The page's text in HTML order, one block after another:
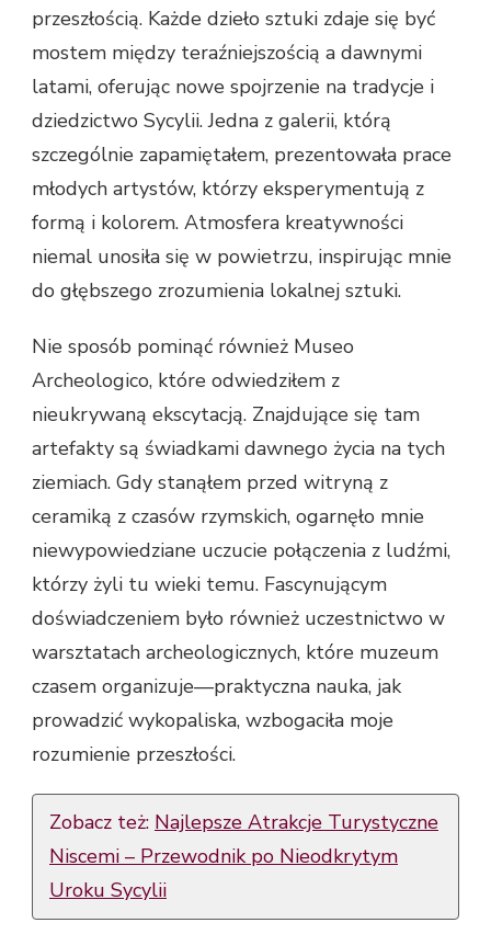
przeszłością. Każde dzieło sztuki zdaje się być
mostem między teraźniejszością a dawnymi
latami, oferując nowe spojrzenie na tradycje i
dziedzictwo Sycylii. Jedna z galerii, którą
szczególnie zapamiętałem, prezentowała prace
młodych artystów, którzy eksperymentują z
formą i kolorem. Atmosfera kreatywności
niemal unosiła się w powietrzu, inspirując mnie
do głębszego zrozumienia lokalnej sztuki.
Nie sposób pominąć również Museo
Archeologico, które odwiedziłem z
nieukrywaną ekscytacją. Znajdujące się tam
artefakty są świadkami dawnego życia na tych
ziemiach. Gdy stanąłem przed witryną z
ceramiką z czasów rzymskich, ogarnęło mnie
niewypowiedziane uczucie połączenia z ludźmi,
którzy żyli tu wieki temu. Fascynującym
doświadczeniem było również uczestnictwo w
warsztatach archeologicznych, które muzeum
czasem organizuje—praktyczna nauka, jak
prowadzić wykopaliska, wzbogaciła moje
rozumienie przeszłości.
Zobacz też: Najlepsze Atrakcje Turystyczne
Niscemi – Przewodnik po Nieodkrytym
Uroku Sycylii